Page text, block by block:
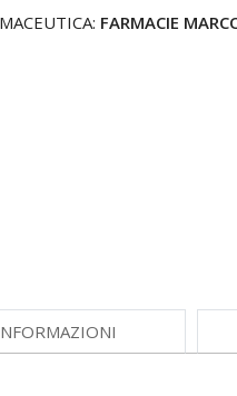
FARMACIE